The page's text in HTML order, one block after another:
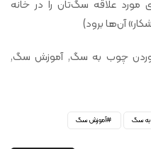
مورد علاقه سگ‌تان را در خانه
آن‌ها برود)
چوب به سگ, آموزش سگ,
به سگ
آموزش سگ